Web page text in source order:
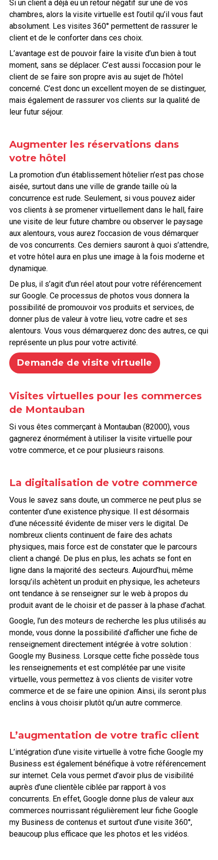
Si un client a déjà eu un retour négatif sur une de vos
chambres, alors la visite virtuelle est l’outil qu’il vous faut
absolument. Les visites 360° permettent de rassurer le
client et de le conforter dans ces choix.
L’avantage est de pouvoir faire la visite d’un bien à tout
moment, sans se déplacer. C’est aussi l’occasion pour le
client de se faire son propre avis au sujet de l’hôtel
concerné. C’est donc un excellent moyen de se distinguer,
mais également de rassurer vos clients sur la qualité de
leur futur séjour.
Augmenter les réservations dans
votre hôtel
La promotion d’un établissement hôtelier n’est pas chose
aisée, surtout dans une ville de grande taille où la
concurrence est rude. Seulement, si vous pouvez aider
vos clients à se promener virtuellement dans le hall, faire
une visite de leur future chambre ou observer le paysage
aux alentours, vous aurez l’occasion de vous démarquer
de vos concurrents. Ces derniers sauront à quoi s’attendre,
et votre hôtel aura en plus une image à la fois moderne et
dynamique.
De plus, il s’agit d’un réel atout pour votre référencement
sur Google. Ce processus de photos vous donnera la
possibilité de promouvoir vos produits et services, de
donner plus de valeur à votre lieu, votre cadre et ses
alentours. Vous vous démarquerez donc des autres, ce qui
représente un plus pour votre activité.
Demande de visite virtuelle
Visites virtuelles pour les commerces
de Montauban
Si vous êtes commerçant à Montauban (82000), vous
gagnerez énormément à utiliser la visite virtuelle pour
votre commerce, et ce pour plusieurs raisons.
La digitalisation de votre commerce
Vous le savez sans doute, un commerce ne peut plus se
contenter d’une existence physique. Il est désormais
d’une nécessité évidente de miser vers le digital. De
nombreux clients continuent de faire des achats
physiques, mais force est de constater que le parcours
client a changé. De plus en plus, les achats se font en
ligne dans la majorité des secteurs. Aujourd’hui, même
lorsqu’ils achètent un produit en physique, les acheteurs
ont tendance à se renseigner sur le web à propos du
produit avant de le choisir et de passer à la phase d’achat.
Google, l’un des moteurs de recherche les plus utilisés au
monde, vous donne la possibilité d’afficher une fiche de
renseignement directement intégrée à votre solution :
Google my Business. Lorsque cette fiche possède tous
les renseignements et est complétée par une visite
virtuelle, vous permettez à vos clients de visiter votre
commerce et de se faire une opinion. Ainsi, ils seront plus
enclins à vous choisir plutôt qu’un autre commerce.
L’augmentation de votre trafic client
L’intégration d’une visite virtuelle à votre fiche Google my
Business est également bénéfique à votre référencement
sur internet. Cela vous permet d’avoir plus de visibilité
auprès d’une clientèle ciblée par rapport à vos
concurrents. En effet, Google donne plus de valeur aux
commerces nourrissant régulièrement leur fiche Google
my Business de contenus et surtout d’une visite 360°,
beaucoup plus efficace que les photos et les vidéos.